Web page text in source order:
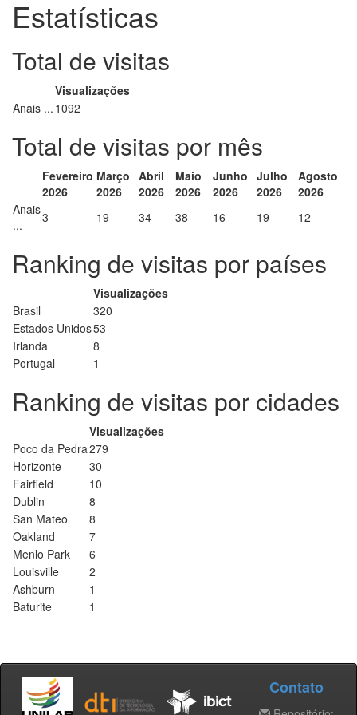
Estatísticas
Total de visitas
Visualizações
Anais ... 1092
Total de visitas por mês
Fevereiro
2026
Março
2026
Abril
2026
Maio
2026
Junho
2026
Julho
2026
Agosto
2026
Anais
...
3 19 34 38 16 19 12
Ranking de visitas por países
Visualizações
Brasil
320
Estados Unidos53
Irlanda
8
Portugal
1
Ranking de visitas por cidades
Visualizações
Poco da Pedra279
Horizonte
30
Fairfield
10
Dublin
8
San Mateo
8
Oakland
7
Menlo Park
6
Louisville
2
Ashburn
1
Baturite
1
Contato